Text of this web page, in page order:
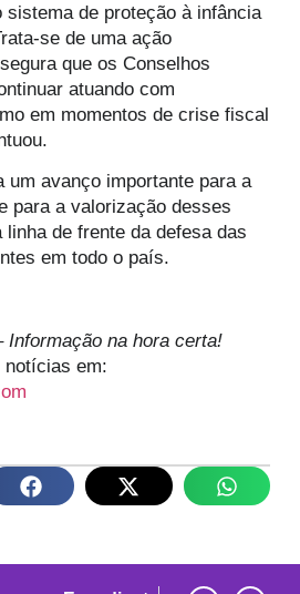
sistema de proteção à infância
se de uma ação
que os Conselhos
atuando com
em momentos de crise fiscal
um avanço importante para a
para a valorização desses
linha de frente da defesa das
em todo o país.
Informação na hora certa!
notícias em: